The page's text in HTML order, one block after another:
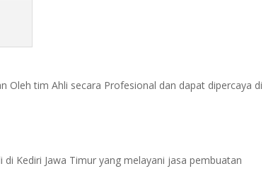
Oleh tim Ahli secara Profesional dan dapat dipercaya di
di Kediri Jawa Timur yang melayani jasa pembuatan